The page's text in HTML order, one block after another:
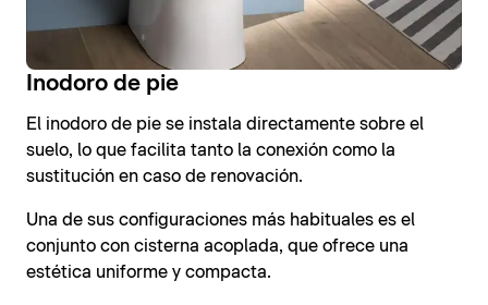
Inodoro de pie
El inodoro de pie se instala directamente sobre el
suelo, lo que facilita tanto la conexión como la
sustitución en caso de renovación.
Una de sus configuraciones más habituales es el
conjunto con cisterna acoplada, que ofrece una
estética uniforme y compacta.